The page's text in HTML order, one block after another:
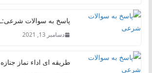
پاسخ به سوالات شرعی:ـ
دسامبر 13, 2021
طریقه ای اداء نماز